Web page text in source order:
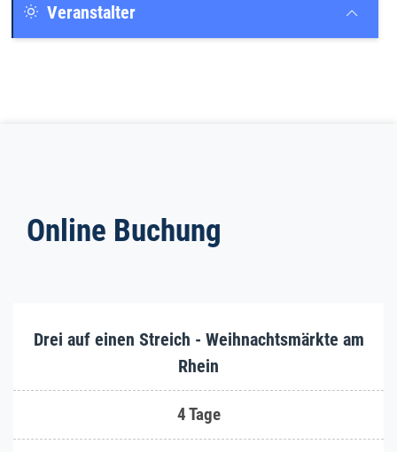
Veranstalter
Online Buchung
Drei auf einen Streich - Weihnachtsmärkte am
Rhein
4 Tage